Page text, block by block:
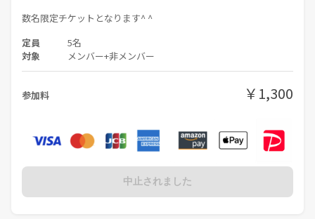
より徒歩7分
・都営浅草線「本所吾妻橋駅」
A3出口より徒歩4分
・東京メトロ銀座線「浅草駅」
・都営浅草線「浅草駅」
A5出口よりすみだリバーウォークを渡って徒歩9分
【当日の流れ】
数名限定チケットとなります^ ^
定員 5名
対象 メンバー+非メンバー
参加料 ￥1,300
中止されました